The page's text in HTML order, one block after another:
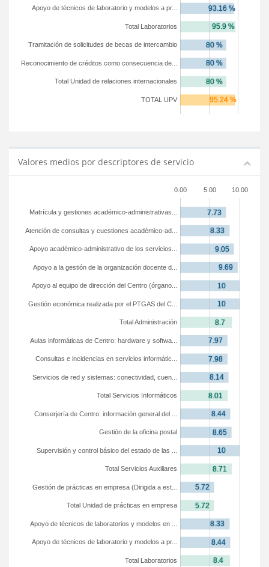
TOTAL UPV
Total Unidad de relaciones internacionales
Reconocimiento de créditos como consecuencia de...
Tramitación de solicitudes de becas de intercambio
Total Laboratorios
Apoyo de técnicos de laboratorio y modelos a pr...
Valores medios por descriptores de servicio
0.00 5.00 10.00
Total Laboratorios
Apoyo de técnicos de laboratorio y modelos a pr...
Apoyo de técnicos de laboratorios y modelos en ...
Total Unidad de prácticas en empresa
Gestión de prácticas en empresa (Dirigida a est...
Total Servicios Auxiliares
Supervisión y control básico del estado de las ...
Gestión de la oficina postal
Conserjería de Centro: información general del ...
Total Servicios Informáticos
Servicios de red y sistemas: conectividad, cuen...
Consultas e incidencias en servicios informátic...
Aulas informáticas de Centro: hardware y softwa...
Total Administración
Gestión económica realizada por el PTGAS del C...
Apoyo al equipo de dirección del Centro (órgano...
Apoyo a la gestión de la organización docente d...
Apoyo académico-administrativo de los servicios...
Atención de consultas y cuestiones académico-ad...
Matrícula y gestiones académico-administrativas...